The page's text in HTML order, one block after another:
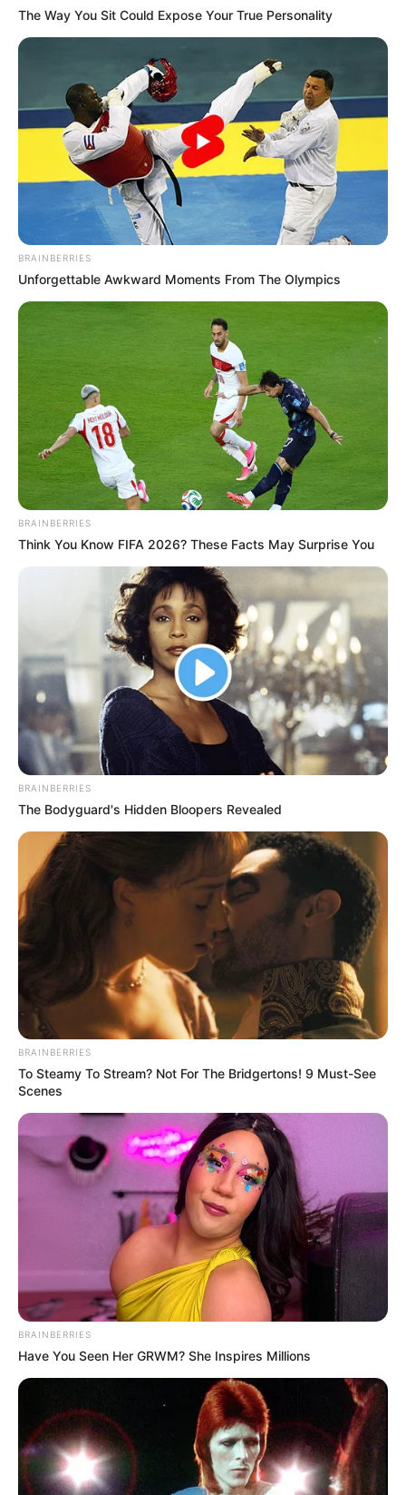
The Way You Sit Could Expose Your True Personality
BRAINBERRIES
Unforgettable Awkward Moments From The Olympics
BRAINBERRIES
Think You Know FIFA 2026? These Facts May Surprise You
BRAINBERRIES
The Bodyguard's Hidden Bloopers Revealed
BRAINBERRIES
To Steamy To Stream? Not For The Bridgertons! 9 Must-See
Scenes
BRAINBERRIES
Have You Seen Her GRWM? She Inspires Millions